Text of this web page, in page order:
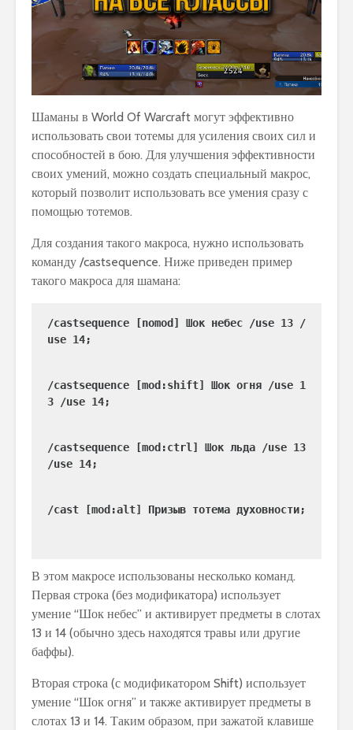
Шаманы в World Of Warcraft могут эффективно
использовать свои тотемы для усиления своих сил и
способностей в бою. Для улучшения эффективности
своих умений, можно создать специальный макрос,
который позволит использовать все умения сразу с
помощью тотемов.
Для создания такого макроса, нужно использовать
команду /castsequence. Ниже приведен пример
такого макроса для шамана:
/castsequence [nomod] Шок небес /use 13 /
use 14;
/castsequence [mod:shift] Шок огня /use 1
3 /use 14;
/castsequence [mod:ctrl] Шок льда /use 13
/use 14;
/cast [mod:alt] Призыв тотема духовности;
В этом макросе использованы несколько команд.
Первая строка (без модификатора) использует
умение “Шок небес” и активирует предметы в слотах
13 и 14 (обычно здесь находятся травы или другие
баффы).
Вторая строка (с модификатором Shift) использует
умение “Шок огня” и также активирует предметы в
слотах 13 и 14. Таким образом, при зажатой клавише